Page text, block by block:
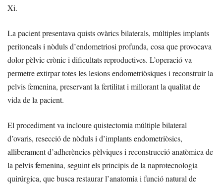
Xi.
La pacient presentava quists ovàrics bilaterals, múltiples implants
peritoneals i nòduls d’endometriosi profunda, cosa que provocava
dolor pèlvic crònic i dificultats reproductives. L’operació va
permetre extirpar totes les lesions endometriòsiques i reconstruir la
pelvis femenina, preservant la fertilitat i millorant la qualitat de
vida de la pacient.
El procediment va incloure quistectomia múltiple bilateral
d’ovaris, resecció de nòduls i d’implants endometriòsics,
alliberament d’adherències pèlviques i reconstrucció anatòmica de
la pelvis femenina, seguint els principis de la naprotecnologia
quirúrgica, que busca restaurar l’anatomia i funció natural de